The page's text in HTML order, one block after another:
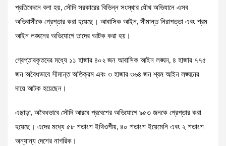
প্রতিবেদনে বলা হয়, সৌদি সরকারের বিভিন্ন সংস্থার যৌথ অভিযানে এসব
অভিবাসীকে গ্রেপ্তার করা হয়েছে। আবাসিক আইন, সীমান্ত নিরাপত্তা এবং শ্রম
আইন লঙ্ঘনের অভিযোগে তাদের আটক করা হয়।
গ্রেপ্তারকৃতদের মধ্যে ১১ হাজার ৪০২ জন আবাসিক আইন লঙ্ঘন, ৪ হাজার ৭৭৫
জন অবৈধভাবে সীমান্ত অতিক্রম এবং ৩ হাজার ৩৬৪ জন শ্রম আইন লঙ্ঘনের
দায়ে আটক হয়েছেন।
এছাড়া, অবৈধভাবে সৌদি আরবে প্রবেশের অভিযোগে ৯৫৩ জনকে গ্রেপ্তার করা
হয়েছে। এদের মধ্যে ৫৮ শতাংশ ইথিওপীয়, ৪০ শতাংশ ইয়েমেনি এবং ২ শতাংশ
অন্যান্য দেশের নাগরিক।